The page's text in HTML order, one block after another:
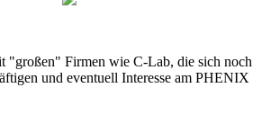
"großen" Firmen wie C-Lab, die sich noch
und eventuell Interesse am PHENIX